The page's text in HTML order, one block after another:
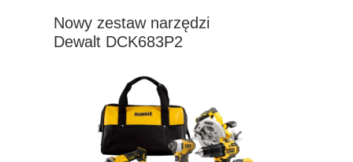
Nowy zestaw narzędzi
Dewalt DCK683P2